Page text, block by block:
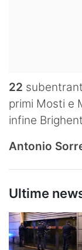
22
primi Mosti e
infine
Antonio
Ultime